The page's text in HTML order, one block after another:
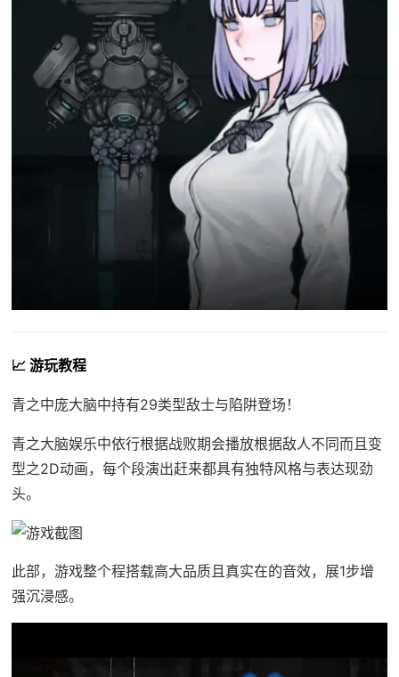
📈 游玩教程
青之中庞大脑中持有29类型敌士与陷阱登场！
青之大脑娱乐中依行根据战败期会播放根据敌人不同而且变
型之2D动画，每个段演出赶来都具有独特风格与表达现劲
头。
此部，游戏整个程搭载高大品质且真实在的音效，展1步增
强沉浸感。